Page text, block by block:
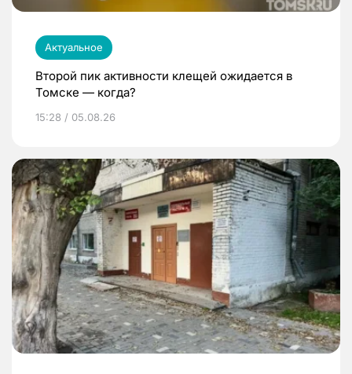
Актуальное
Второй пик активности клещей ожидается в
Томске — когда?
15:28 / 05.08.26